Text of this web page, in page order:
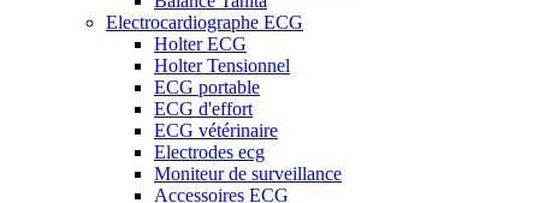
Electrocardiographe ECG
Holter ECG
Holter Tensionnel
ECG portable
ECG d'effort
ECG vétérinaire
Electrodes ecg
Moniteur de surveillance
Accessoires ECG